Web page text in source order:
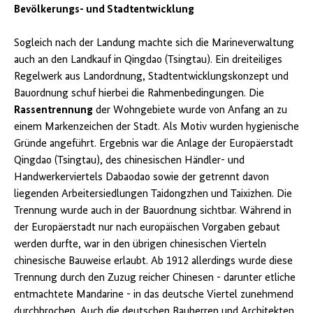
Bevölkerungs- und Stadtentwicklung
Sogleich nach der Landung machte sich die Marineverwaltung
auch an den Landkauf in Qingdao (Tsingtau). Ein dreiteiliges
Regelwerk aus Landordnung, Stadtentwicklungskonzept und
Bauordnung schuf hierbei die Rahmenbedingungen. Die
Rassentrennung der Wohngebiete wurde von Anfang an zu
einem Markenzeichen der Stadt. Als Motiv wurden hygienische
Gründe angeführt. Ergebnis war die Anlage der Europäerstadt
Qingdao (Tsingtau), des chinesischen Händler- und
Handwerkerviertels Dabaodao sowie der getrennt davon
liegenden Arbeitersiedlungen Taidongzhen und Taixizhen. Die
Trennung wurde auch in der Bauordnung sichtbar. Während in
der Europäerstadt nur nach europäischen Vorgaben gebaut
werden durfte, war in den übrigen chinesischen Vierteln
chinesische Bauweise erlaubt. Ab 1912 allerdings wurde diese
Trennung durch den Zuzug reicher Chinesen - darunter etliche
entmachtete Mandarine - in das deutsche Viertel zunehmend